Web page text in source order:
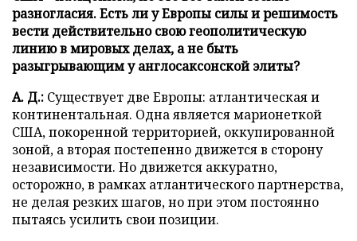
разногласия. Есть ли у Европы силы и решимость
вести действительно свою геополитическую
линию в мировых делах, а не быть
разыгрывающим у англосаксонской элиты?
А. Д.: Существует две Европы: атлантическая и
континентальная. Одна является марионеткой
США, покоренной территорией, оккупированной
зоной, а вторая постепенно движется в сторону
независимости. Но движется аккуратно,
осторожно, в рамках атлантического партнерства,
не делая резких шагов, но при этом постоянно
пытаясь усилить свои позиции.